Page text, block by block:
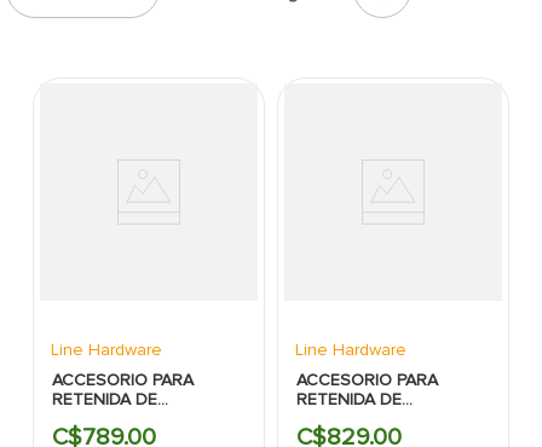
Line Hardware
ACCESORIO PARA
RETENIDA DE
HARDWARE:EXTREMO
C$789.00
Line Hardware
ACCESORIO PARA
RETENIDA DE
HARDWARE:BASE
C$829.00
pantry